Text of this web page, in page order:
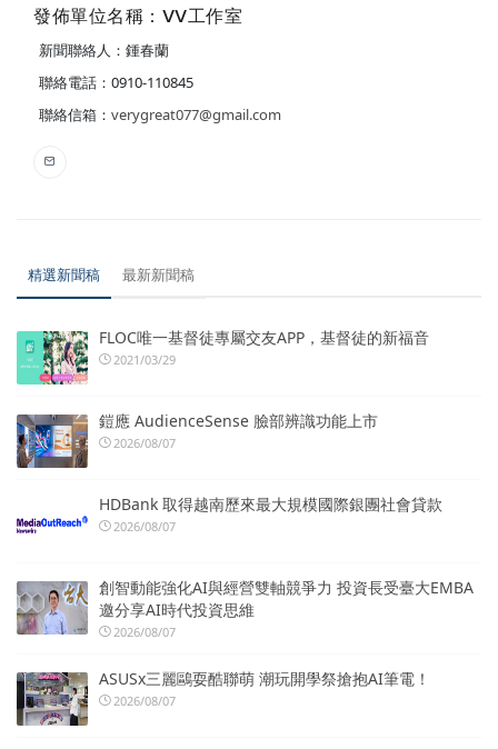
發佈單位名稱：VV工作室
新聞聯絡人：鍾春蘭
聯絡電話：0910-110845
聯絡信箱： verygreat077@gmail.com
精選新聞稿 最新新聞稿
FLOC唯一基督徒專屬交友APP，基督徒的新福音
2021/03/29
鎧應 AudienceSense 臉部辨識功能上市
2026/08/07
HDBank 取得越南歷來最大規模國際銀團社會貸款
2026/08/07
創智動能強化AI與經營雙軸競爭力 投資長受臺大EMBA
邀分享AI時代投資思維
2026/08/07
ASUSx三麗鷗耍酷聯萌 潮玩開學祭搶抱AI筆電！
2026/08/07